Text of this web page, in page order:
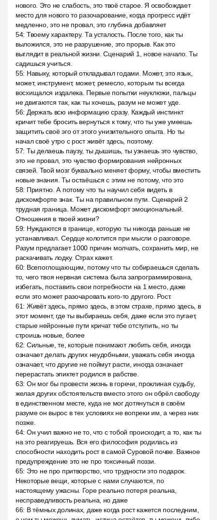
нового. Это не слабость, это твоё старое. Я освобождает
место для нового то разочарование, когда прогресс идёт
медленно, это не провал, это глубина добавляет
54: Твоему характеру. Та усталость. После того, как ты
выложился, это не разрушение, это прорыв. Как это
выглядит в реальной жизни. Сценарий 1, новое начало. Ты
садишься учиться.
55: Навыку, который откладывал годами. Может, это язык,
может, инструмент, может, ремесло, которым ты всегда
восхищался издалека. Первые попытки неуклюжи, пальцы
не двигаются так, как ты хочешь, разум не может уде.
56: Держать всю информацию сразу. Каждый инстинкт
кричит тебе бросить вернуться к тому, что ты уже умеешь
защитить своё эго от этого унизительного опыта. Но ты
начал своё утро с рост живёт здесь, поэтому.
57: Ты делаешь паузу, ты дышишь, ты узнаешь это чувство,
это не провал, это чувство формирования нейронных
связей. Твой мозг буквально меняет форму, чтобы вместить
новые знания. Ты остаёшься с этим не потому, что это
58: Приятно. А потому что ты научил себя видеть в
дискомфорте знак. Ты на правильном пути. Сценарий 2
трудная граница. Может дискомфорт эмоциональный.
Отношения в твоей жизни?
59: Нуждаются в границе, которую ты никогда раньше не
устанавливал. Сердце колотится при мысли о разговоре.
Разум предлагает 1000 причин молчать, сохранить мир, не
раскачивать лодку. Страх кажет.
60: Всепоглощающим, потому что ты собираешься сделать
то, чего твоя нервная система была запрограммирована,
избегать, поставить свои потребности на 1 место, даже
если это может разочаровать кого-то другого. Рост.
61: Живёт здесь, прямо здесь, в этом страхе, прямо здесь, в
этот момент, где ты выбираешь себя, даже если это пугает,
старые нейронные пути кричат тебе отступить, но ты
строишь новые, более
62: Сильные, те, которые понимают любить себя, иногда
означает делать других неудобными, уважать себя иногда
означает, что другие не поймут расти, иногда означает
перерастать эпиктет родился в рабстве.
63: Он мог бы провести жизнь в горечи, проклиная судьбу,
желая других обстоятельств вместо этого он обрёл свободу
в единственном месте, куда не мог дотянуться в своём
разуме он вырос в тех условиях не вопреки им, а через них
позже.
64: Он учил важно не то, что с тобой происходит, а то, как ты
на это реагируешь. Вся его философия родилась из
способности находить рост в самой Суровой почве. Важное
предупреждение это не про токсичный поззи.
65: Это не про притворство, что трудности это подарок.
Некоторые вещи, которые с нами случаются, по
настоящему ужасны. Горе реально потеря реальна,
несправедливость реальна, но даже
66: В тёмных долинах, даже когда рост кажется последним,